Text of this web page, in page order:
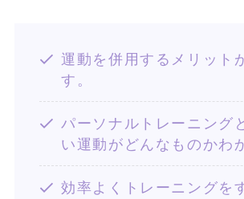
運動を併用するメリット
す。
パーソナルトレーニング
い運動がどんなものかわ
効率よくトレーニングを